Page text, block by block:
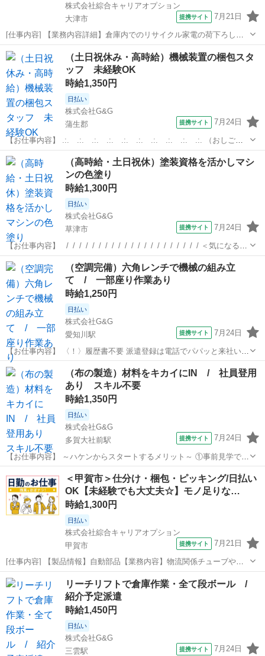
株式会社綜合キャリアオプション
大津市
提携サイト 7月21日
[仕事内容] 【業務内容詳細】倉庫内でのリサイクル家電の荷下ろし
業者や一般の方が持ち込んだリサイクル家電を仕分ける業務 その
他、 伝票のチェック 倉庫内の清掃など【取扱製品情報】リサイクル
家電 。＋お仕事探しはコンシェル...
滋賀 仕分け
（土日祝休み・高時給）機械装置の梱包スタ
ッフ 未経験OK
時給1,350円
日払い
株式会社G&G
蒲生郡
提携サイト 7月24日
【お仕事内容】 .:. .:. .:. .:. .:. .:. .:. .:. .:. .:. （おしごと
内容） 半導体を製造する際に使用する、 機械装置の梱包スタッフ募集
中！！ ～具体的な流れ～ 装置の表面を、 ア...
滋賀 仕分け
（高時給・土日祝休）塗装資格を活かしマシ
ンの色塗り
時給1,300円
日払い
株式会社G&G
草津市
提携サイト 7月24日
【お仕事内容】 _/_/_/_/_/_/_/_/_/_/_/_/_/_/_/_/_/_/_/_/_/ ＜気になる月
収例＞ 月収22万4千円以上可能！ ＝時給1300円?実働8ｈ?20日+残業
10ｈ ＜日払い・週払いOK...
滋賀 仕分け
（空調完備）六角レンチで機械の組み立
て / 一部座り作業あり
時給1,250円
日払い
株式会社G&G
愛知川駅
提携サイト 7月24日
【お仕事内容】 〈！〉履歴書不要 派遣登録は電話でパパッと来社いら
ず＊ まずはWEBからカンタン応募！ ＊+:-＊+:-＊+:-＊+:-＊+:-＊+:-＊
+:-＊+:-＊+:- ［ おしごと内容 ］ つくっているもの...
滋賀 愛知川駅 仕分け
（布の製造）材料をキカイにIN / 社員登用
あり スキル不要
時給1,350円
日払い
株式会社G&G
多賀大社前駅
提携サイト 7月24日
【お仕事内容】 ～ハケンからスタートするメリット～ ①事前見学で見
てから検討ＯＫ！ ②入社後も手厚いサポートあり！ ③日払い、週払い
が利用できる！ −−−−−−−−−−−−−−−−−− 募集内容 −−−−−−−−−−−−...
多賀大社前駅 仕分け
＜甲賀市＞仕分け・梱包・ピッキング/日払い
OK【未経験でも大丈夫☆】モノ足りな…
時給1,300円
日払い
株式会社綜合キャリアオプション
甲賀市
提携サイト 7月21日
[仕事内容] 【製品情報】自動部品【業務内容】物流関係チューブや自
動車部品の仕分けや供給を行っていただきます。 。＋お仕事探しはコ
ンシェルスタッフにおまかせ＋。 あなたのお仕事探しをしっかりサポ
ート！ たとえば… 「もう...
滋賀 仕分け
リーチリフトで倉庫作業・全て段ボール /
紹介予定派遣
時給1,450円
日払い
株式会社G&G
三雲駅
提携サイト 7月24日